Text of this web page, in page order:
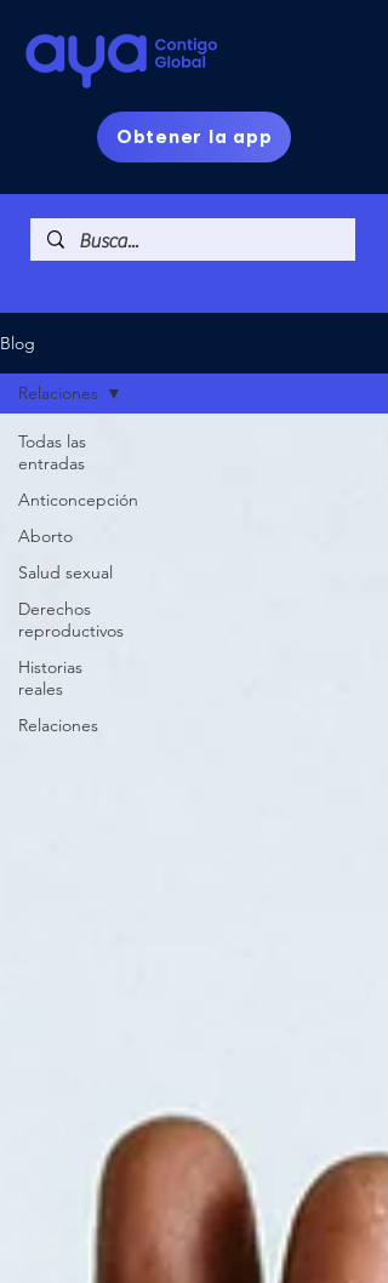
Obtener la app
Blog
Todas las
entradas
Anticoncepción
Aborto
Salud sexual
Derechos
reproductivos
Historias
reales
Relaciones
Relaciones